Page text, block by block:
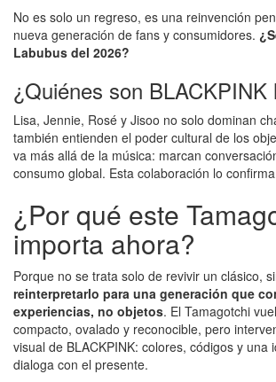
No es solo un regreso, es una reinvención
nueva generación de fans y consumidores.
Labubus del 2026?
¿Quiénes son BLACKPINK
Lisa, Jennie, Rosé y Jisoo no solo dominan
también entienden el poder cultural de los
va más allá de la música: marcan
consumo global. Esta colaboración lo
¿Por qué este
importa ahora?
Porque no se trata solo de revivir un clásico,
reinterpretarlo para una generación que
experiencias, no objetos. El Tamagotchi
compacto, ovalado y reconocible, pero
visual de BLACKPINK: colores, códigos y una
dialoga con el presente.